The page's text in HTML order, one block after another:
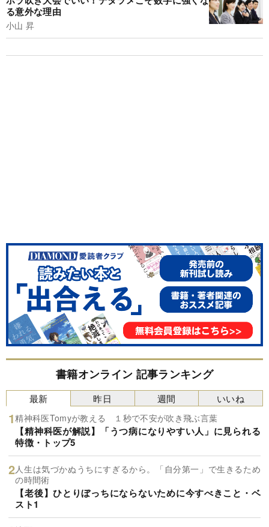
る意外な理由
小山 昇
書籍オンライン 記事ランキング
最新
精神科医Tomyが教える １秒で不安が吹き飛ぶ言葉
【精神科医が解説】「うつ病になりやすい人」に見られる
特徴・トップ5
人生は気づかぬうちにすぎるから。「自分第一」で生きるため
の時間術
【老後】ひとりぼっちにならないために今すべきこと・ベ
スト1
昨日 週間 いいね